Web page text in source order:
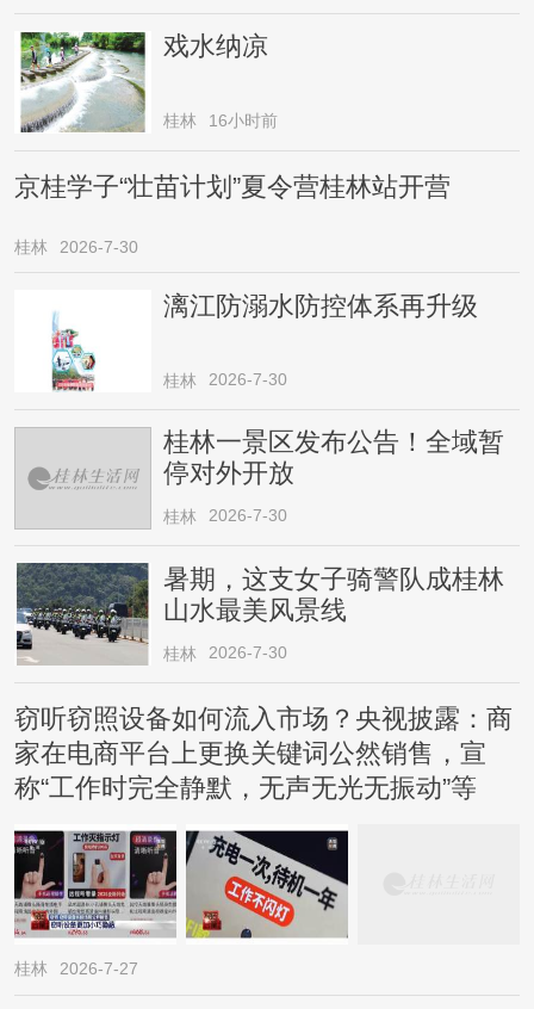
戏水纳凉
桂林 16小时前
京桂学子“壮苗计划”夏令营桂林站开营
桂林 2026-7-30
漓江防溺水防控体系再升级
桂林 2026-7-30
桂林一景区发布公告！全域暂
停对外开放
桂林 2026-7-30
暑期，这支女子骑警队成桂林
山水最美风景线
桂林 2026-7-30
窃听窃照设备如何流入市场？央视披露：商
家在电商平台上更换关键词公然销售，宣
称“工作时完全静默，无声无光无振动”等
桂林 2026-7-27